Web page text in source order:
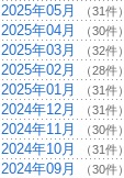
2025年05月 （31件）
2025年04月 （30件）
2025年03月 （32件）
2025年02月 （28件）
2025年01月 （31件）
2024年12月 （31件）
2024年11月 （30件）
2024年10月 （31件）
2024年09月 （30件）